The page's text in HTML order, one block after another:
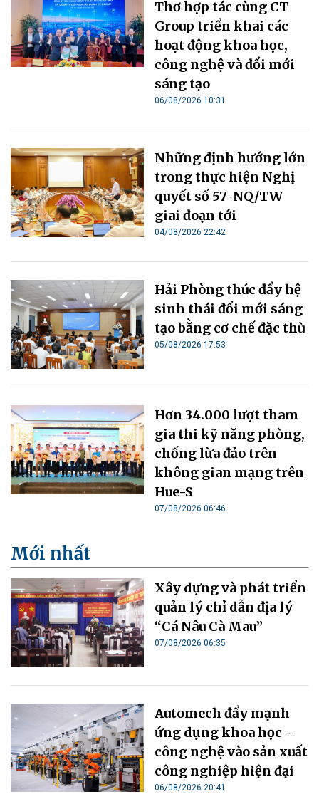
Thơ hợp tác cùng CT
Group triển khai các
hoạt động khoa học,
công nghệ và đổi mới
sáng tạo
06/08/2026 10:31
Những định hướng lớn
trong thực hiện Nghị
quyết số 57-NQ/TW
giai đoạn tới
04/08/2026 22:42
Hải Phòng thúc đẩy hệ
sinh thái đổi mới sáng
tạo bằng cơ chế đặc thù
05/08/2026 17:53
Hơn 34.000 lượt tham
gia thi kỹ năng phòng,
chống lừa đảo trên
không gian mạng trên
Hue-S
07/08/2026 06:46
Mới nhất
Xây dựng và phát triển
quản lý chỉ dẫn địa lý
“Cá Nâu Cà Mau”
07/08/2026 06:35
Automech đẩy mạnh
ứng dụng khoa học -
công nghệ vào sản xuất
công nghiệp hiện đại
06/08/2026 20:41